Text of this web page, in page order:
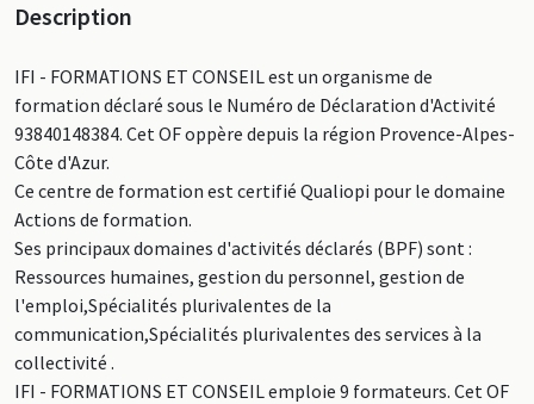
Description
IFI - FORMATIONS ET CONSEIL est un organisme de
formation déclaré sous le Numéro de Déclaration d'Activité
93840148384. Cet OF oppère depuis la région Provence-Alpes-
Côte d'Azur.
Ce centre de formation est certifié Qualiopi pour le domaine
Actions de formation.
Ses principaux domaines d'activités déclarés (BPF) sont :
Ressources humaines, gestion du personnel, gestion de
l'emploi,Spécialités plurivalentes de la
communication,Spécialités plurivalentes des services à la
collectivité .
IFI - FORMATIONS ET CONSEIL emploie 9 formateurs. Cet OF